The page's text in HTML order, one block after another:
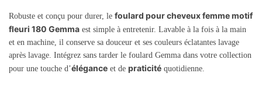
Robuste et conçu pour durer, le foulard pour cheveux femme motif
fleuri 180 Gemma est simple à entretenir. Lavable à la fois à la main
et en machine, il conserve sa douceur et ses couleurs éclatantes lavage
après lavage. Intégrez sans tarder le foulard Gemma dans votre collection
pour une touche d’élégance et de praticité quotidienne.